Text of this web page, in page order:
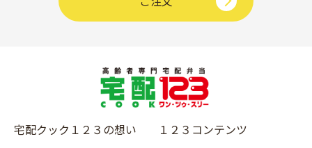
宅配クック１２３の想い
１２３コンテンツ